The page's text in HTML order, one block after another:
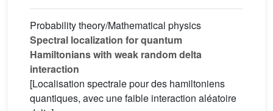
Probability theory/Mathematical physics
Spectral localization for quantum
Hamiltonians with weak random delta
interaction
[Localisation spectrale pour des hamiltoniens
quantiques, avec une faible interaction aléatoire